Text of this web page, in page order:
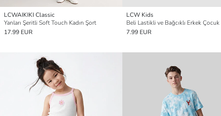
LCWAIKIKI Classic
Yanları Şeritli Soft Touch Kadın Şort
17.99 EUR
LCW Kids
Beli Lastikli ve Bağcıklı Erkek
7.99 EUR